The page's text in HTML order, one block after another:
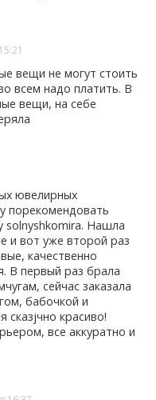
вещи не могут стоить
всем надо платить. В
вещи, на себе
ювелирных
порекомендовать
solnyshkomira. Нашла
и вот уже второй раз
качественно
В первый раз брала
сейчас заказала
бабочкой и
сказjчно красиво!
все аккуратно и